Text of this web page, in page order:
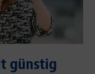
günstig